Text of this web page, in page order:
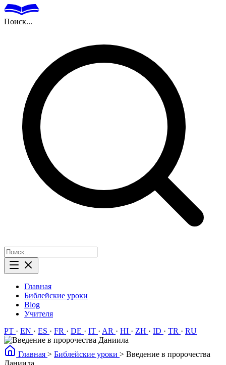
Поиск...
Главная
Библейские уроки
Blog
Учителя
PT · EN · ES · FR · DE · IT · AR · HI · ZH · ID · TR · RU
Главная > Библейские уроки > Введение в пророчества
Даниила